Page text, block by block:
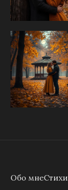
Обо мнеСтихи